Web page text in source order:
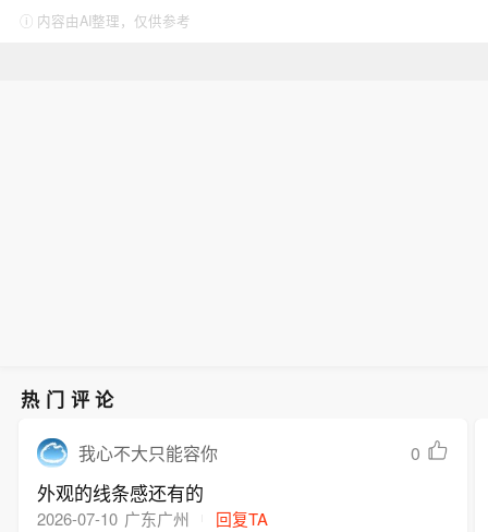
ⓘ 内容由AI整理，仅供参考
热门评论
我心不大只能容你 0
外观的线条感还有的
2026-07-10 广东广州 回复TA